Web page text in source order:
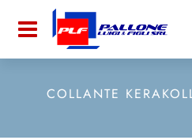
Open
COLLANTE